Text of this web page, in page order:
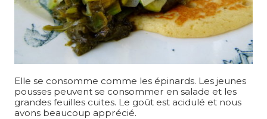
Elle se consomme comme les épinards. Les jeunes
pousses peuvent se consommer en salade et les
grandes feuilles cuites. Le goût est acidulé et nous
avons beaucoup apprécié.